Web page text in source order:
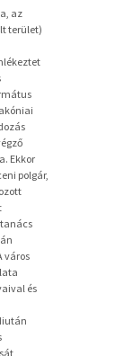
az
terület)
Ekkor
polgár,
város
és